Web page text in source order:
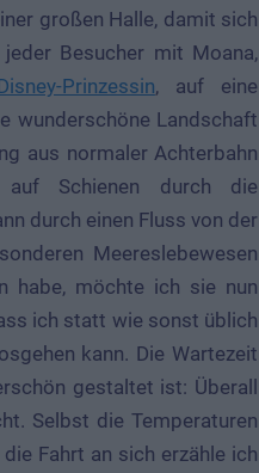
großen Halle, damit sich
Besucher mit Moana,
Prinzessin, auf eine
wunderschöne Landschaft
aus normaler Achterbahn
Schienen durch die
durch einen Fluss von der
Meereslebewesen
habe, möchte ich sie nun
ich statt wie sonst üblich
kann. Die Wartezeit
gestaltet ist: Überall
Selbst die Temperaturen
Fahrt an sich erzähle ich